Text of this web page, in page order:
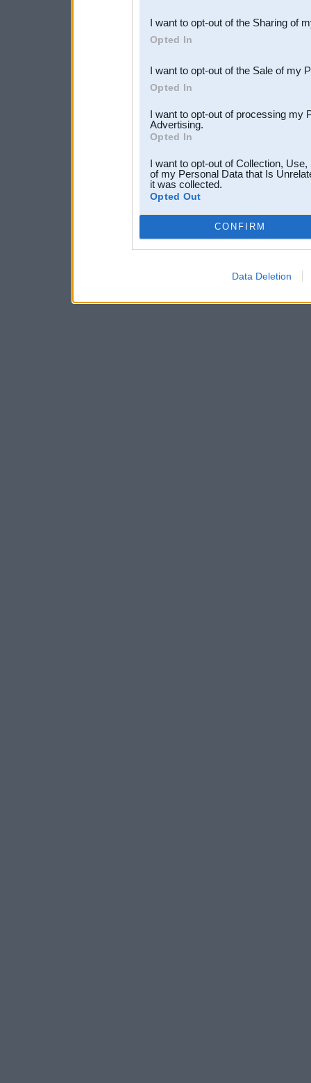
Downstream Participants
third parties.
I want to opt-out of the Sharing of
Opted In
I want to opt-out of the Sale of my
Opted In
I want to opt-out of processing my
Advertising.
Opted In
I want to opt-out of Collection,
of my Personal Data that Is
it was collected.
Opted Out
CONFIRM
Data Deletion